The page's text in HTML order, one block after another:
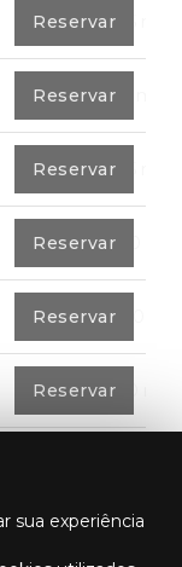
91,75 m²
Reservar
67,6 m²
Reservar
91,75 m²
Reservar
80,40 m²
Reservar
108,00 m²
Reservar
94,20 m²
Reservar
Reservar
sua experiência